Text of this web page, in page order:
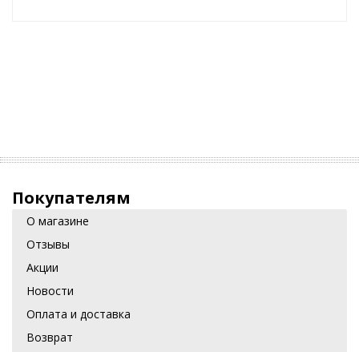
Покупателям
О магазине
Отзывы
Акции
Новости
Оплата и доставка
Возврат